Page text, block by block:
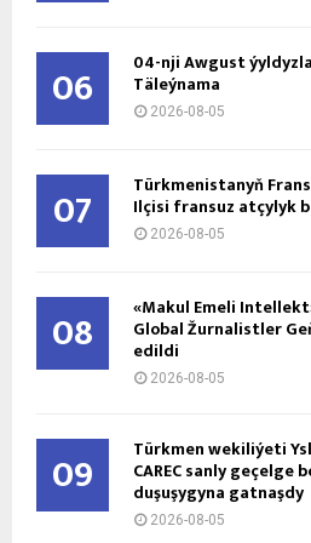
06 04-nji Awgust
Täleýnama
2026-08-05
07 Türkmenistanyň
Ilçisi fransuz atçylyk
2026-08-05
08 «Makul Emeli
Global Žurnalistler
edildi
2026-08-05
09 Türkmen wekiliýeti
CAREC sanly geçelge
duşuşygyna gatnaşdy
2026-08-05